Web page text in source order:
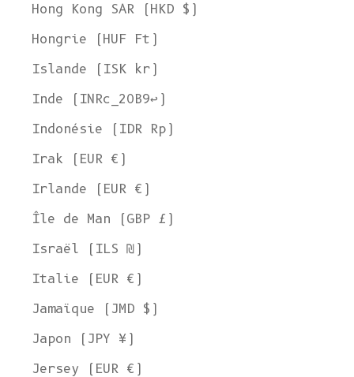
Hong Kong SAR (HKD $)
Hongrie (HUF Ft)
Islande (ISK kr)
Inde (INRc_20B9↩)
Indonésie (IDR Rp)
Irak (EUR €)
Irlande (EUR €)
Île de Man (GBP £)
Israël (ILS ₪)
Italie (EUR €)
Jamaïque (JMD $)
Japon (JPY ¥)
Jersey (EUR €)